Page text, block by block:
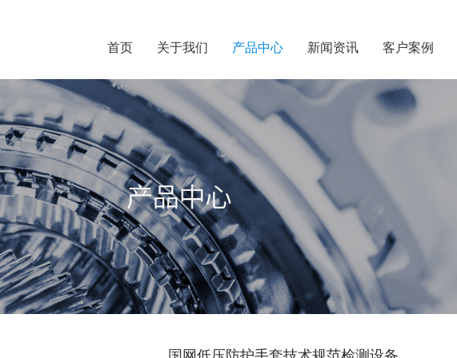
首页 关于我们 产品中心 新闻资讯 客户案例